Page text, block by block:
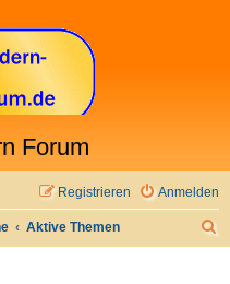
Forum
Anmelden
Registrieren
Aktive Themen